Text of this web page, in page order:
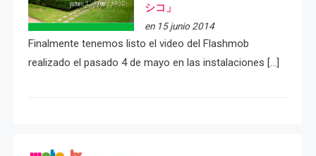
シコ」
en 15 junio 2014
Finalmente tenemos listo el video del Flashmob
realizado el pasado 4 de mayo en las instalaciones […]